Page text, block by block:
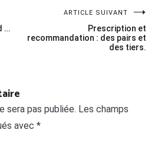
…
ARTICLE SUIVANT
Prescription et
recommandation : des pairs et
des tiers.
sera pas publiée. Les champs
avec *